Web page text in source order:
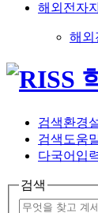
해외전자
해외
검색환경
검색도움
다국어입
검색